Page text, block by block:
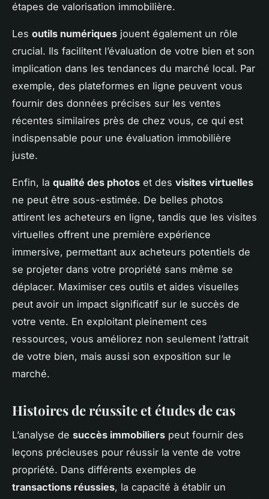
étapes de valorisation immobilière.
Les outils numériques jouent également un rôle
crucial. Ils facilitent l’évaluation de votre bien et son
implication dans les tendances du marché local. Par
exemple, des plateformes en ligne peuvent vous
fournir des données précises sur les ventes
récentes similaires près de chez vous, ce qui est
indispensable pour une évaluation immobilière
juste.
Enfin, la qualité des photos et des visites virtuelles
ne peut être sous-estimée. De belles photos
attirent les acheteurs en ligne, tandis que les visites
virtuelles offrent une première expérience
immersive, permettant aux acheteurs potentiels de
se projeter dans votre propriété sans même se
déplacer. Maximiser ces outils et aides visuelles
peut avoir un impact significatif sur le succès de
votre vente. En exploitant pleinement ces
ressources, vous améliorez non seulement l’attrait
de votre bien, mais aussi son exposition sur le
marché.
Histoires de réussite et études de cas
L’analyse de succès immobiliers peut fournir des
leçons précieuses pour réussir la vente de votre
propriété. Dans différents exemples de
transactions réussies, la capacité à établir un